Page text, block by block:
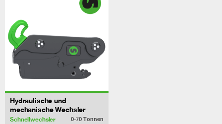
Hydraulische und
mechanische Wechsler
Schnellwechsler 0-70 Tonnen